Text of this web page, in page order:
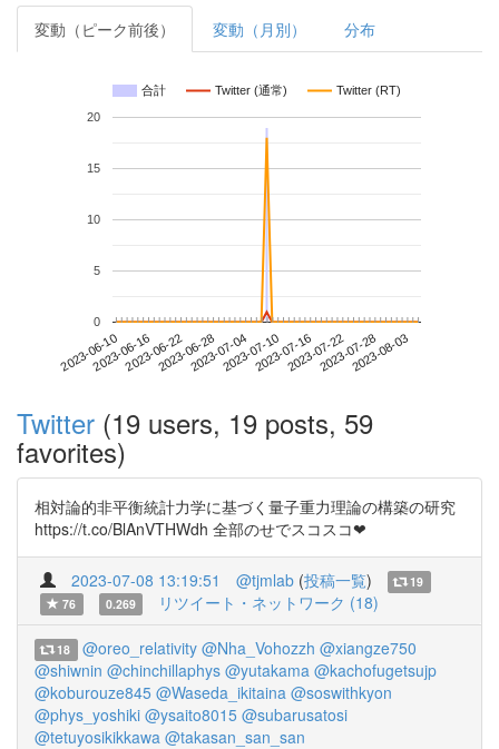
変動（ピーク前後） 変動（月別） 分布
合計 Twitter (通常) Twitter (RT)
2023-06-102023-06-162023-06-222023-06-282023-07-042023-07-102023-07-162023-07-222023-07-282023-08-03
0
5
10
15
20
Twitter (19 users, 19 posts, 59
favorites)
相対論的非平衡統計力学に基づく量子重力理論の構築の研究
https://t.co/BlAnVTHWdh 全部のせでスコスコ❤
2023-07-08 13:19:51 @tjmlab (投稿一覧)
19
76
0.269 リツイート・ネットワーク (18)
18 @oreo_relativity @Nha_Vohozzh @xiangze750
@shiwnin @chinchillaphys @yutakama @kachofugetsujp
@koburouze845 @Waseda_ikitaina @soswithkyon
@phys_yoshiki @ysaito8015 @subarusatosi
@tetuyosikikkawa @takasan_san_san